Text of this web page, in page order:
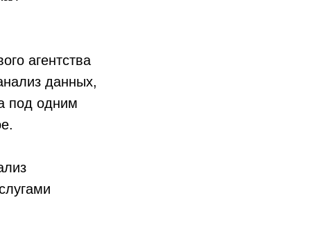
агентства
данных,
под одним